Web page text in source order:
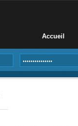
Accueil